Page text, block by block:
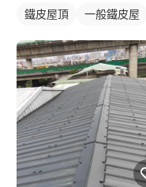
鐵皮屋頂 一般鐵皮屋